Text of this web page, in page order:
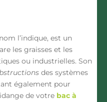
l’indique, est un
les graisses et les
ou industrielles. Son
des systèmes
également pour
de votre bac à